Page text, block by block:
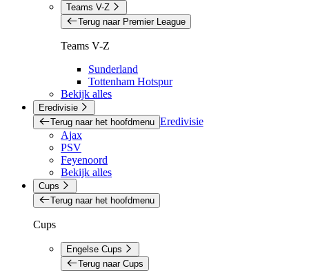
Teams V-Z
Terug naar Premier League
Teams V-Z
Sunderland
Tottenham Hotspur
Bekijk alles
Eredivisie
Terug naar het hoofdmenu Eredivisie
Ajax
PSV
Feyenoord
Bekijk alles
Cups
Terug naar het hoofdmenu
Cups
Engelse Cups
Terug naar Cups